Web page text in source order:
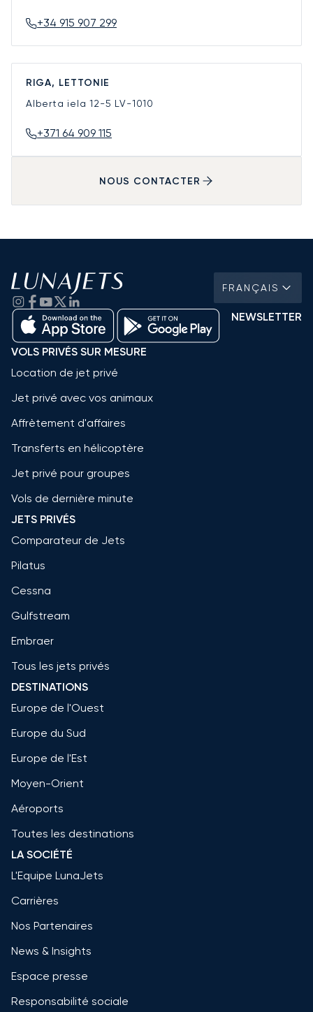
+34 915 907 299
RIGA, LETTONIE
Alberta iela 12-5 LV-1010
+371 64 909 115
NOUS CONTACTER
FRANÇAIS
NEWSLETTER
VOLS PRIVÉS SUR MESURE
Location de jet privé
Jet privé avec vos animaux
Affrètement d'affaires
Transferts en hélicoptère
Jet privé pour groupes
Vols de dernière minute
JETS PRIVÉS
Comparateur de Jets
Pilatus
Cessna
Gulfstream
Embraer
Tous les jets privés
DESTINATIONS
Europe de l'Ouest
Europe du Sud
Europe de l'Est
Moyen-Orient
Aéroports
Toutes les destinations
LA SOCIÉTÉ
L'Equipe LunaJets
Carrières
Nos Partenaires
News & Insights
Espace presse
Responsabilité sociale